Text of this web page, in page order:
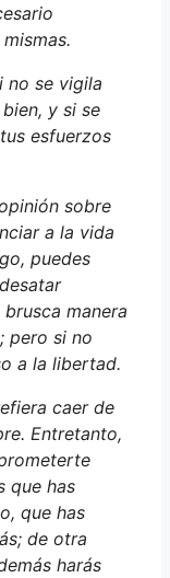
no se vigila
y si se
esfuerzos
sobre
a la vida
puedes
manera
pero si no
a la libertad.
caer de
Entretanto,
que has
que has
de otra
harás